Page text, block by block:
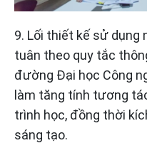
9. Lối thiết kế sử dụng
tuân theo quy tắc
đường Đại học Công
làm tăng tính tương
trình học, đồng thời
sáng tạo.